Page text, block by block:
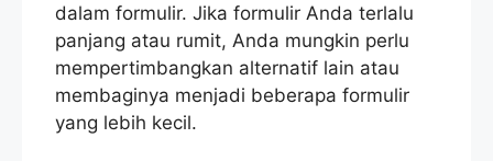
dalam formulir. Jika formulir Anda terlalu
panjang atau rumit, Anda mungkin perlu
mempertimbangkan alternatif lain atau
membaginya menjadi beberapa formulir
yang lebih kecil.